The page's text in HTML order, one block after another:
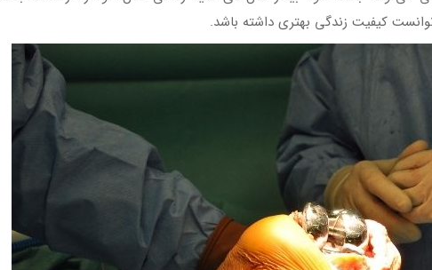
کیفیت زندگی بهتری داشته باشد.